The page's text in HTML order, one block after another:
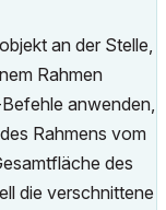
an der Stelle,
Rahmen
anwenden,
Rahmens vom
des
die verschnittene